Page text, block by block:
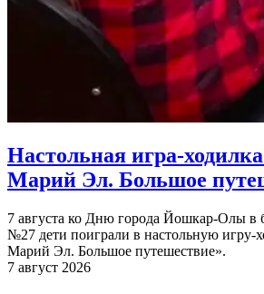
Настольная игра-
Марий Эл. Большое
7 августа ко Дню города Йошкар-Олы в
№27 дети поиграли в настольную игру-
Марий Эл. Большое путешествие».
7 август 2026